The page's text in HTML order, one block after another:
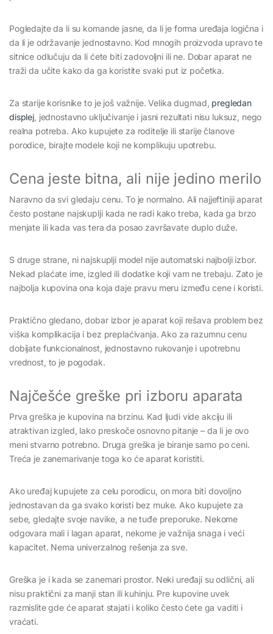
Pogledajte da li su komande jasne, da li je forma uređaja logična i
da li je održavanje jednostavno. Kod mnogih proizvoda upravo te
sitnice odlučuju da li ćete biti zadovoljni ili ne. Dobar aparat ne
traži da učite kako da ga koristite svaki put iz početka.
Za starije korisnike to je još važnije. Velika dugmad, pregledan
displej, jednostavno uključivanje i jasni rezultati nisu luksuz, nego
realna potreba. Ako kupujete za roditelje ili starije članove
porodice, birajte modele koji ne komplikuju upotrebu.
Cena jeste bitna, ali nije jedino merilo
Naravno da svi gledaju cenu. To je normalno. Ali najjeftiniji aparat
često postane najskuplji kada ne radi kako treba, kada ga brzo
menjate ili kada vas tera da posao završavate duplo duže.
S druge strane, ni najskuplji model nije automatski najbolji izbor.
Nekad plaćate ime, izgled ili dodatke koji vam ne trebaju. Zato je
najbolja kupovina ona koja daje pravu meru između cene i koristi.
Praktično gledano, dobar izbor je aparat koji rešava problem bez
viška komplikacija i bez preplaćivanja. Ako za razumnu cenu
dobijate funkcionalnost, jednostavno rukovanje i upotrebnu
vrednost, to je pogodak.
Najčešće greške pri izboru aparata
Prva greška je kupovina na brzinu. Kad ljudi vide akciju ili
atraktivan izgled, lako preskoče osnovno pitanje – da li je ovo
meni stvarno potrebno. Druga greška je biranje samo po ceni.
Treća je zanemarivanje toga ko će aparat koristiti.
Ako uređaj kupujete za celu porodicu, on mora biti dovoljno
jednostavan da ga svako koristi bez muke. Ako kupujete za
sebe, gledajte svoje navike, a ne tuđe preporuke. Nekome
odgovara mali i lagan aparat, nekome je važnija snaga i veći
kapacitet. Nema univerzalnog rešenja za sve.
Greška je i kada se zanemari prostor. Neki uređaji su odlični, ali
nisu praktični za manji stan ili kuhinju. Pre kupovine uvek
razmislite gde će aparat stajati i koliko često ćete ga vaditi i
vraćati.